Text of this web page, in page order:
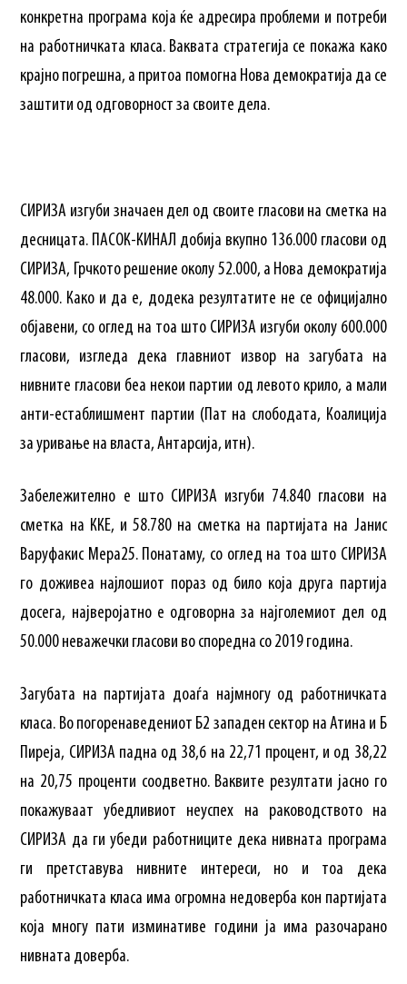
конкретна програма која ќе адресира проблеми и потреби
на работничката класа. Ваквата стратегија се покажа како
крајно погрешна, а притоа помогна Нова демократија да се
заштити од одговорност за своите дела.
СИРИЗА изгуби значаен дел од своите гласови на сметка на
десницата. ПАСОК-КИНАЛ добија вкупно 136.000 гласови од
СИРИЗА, Грчкото решение околу 52.000, а Нова демократија
48.000. Како и да е, додека резултатите не се официјално
објавени, со оглед на тоа што СИРИЗА изгуби околу 600.000
гласови, изгледа дека главниот извор на загубата на
нивните гласови беа некои партии од левото крило, а мали
анти-естаблишмент партии (Пат на слободата, Коалиција
за уривање на власта, Антарсија, итн).
Забележително е што СИРИЗА изгуби 74.840 гласови на
сметка на ККЕ, и 58.780 на сметка на партијата на Јанис
Варуфакис Мера25. Понатаму, со оглед на тоа што СИРИЗА
го доживеа најлошиот пораз од било која друга партија
досега, најверојатно е одговорна за најголемиот дел од
50.000 неважечки гласови во споредна со 2019 година.
Загубата на партијата доаѓа најмногу од работничката
класа. Во погоренаведениот Б2 западен сектор на Атина и Б
Пиреја, СИРИЗА падна од 38,6 на 22,71 процент, и од 38,22
на 20,75 проценти соодветно. Ваквите резултати јасно го
покажуваат убедливиот неуспех на раководството на
СИРИЗА да ги убеди работниците дека нивната програма
ги претставува нивните интереси, но и тоа дека
работничката класа има огромна недоверба кон партијата
која многу пати изминативе години ја има разочарано
нивната доверба.